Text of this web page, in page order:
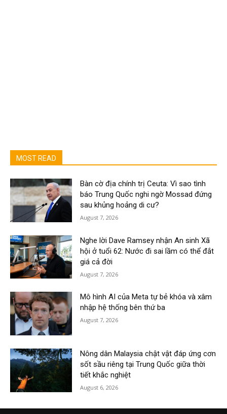
MOST READ
Bàn cờ địa chính trị Ceuta: Vì sao tình
báo Trung Quốc nghi ngờ Mossad đứng
sau khủng hoảng di cư?
August 7, 2026
Nghe lời Dave Ramsey nhận An sinh Xã
hội ở tuổi 62: Nước đi sai lầm có thể đắt
giá cả đời
August 7, 2026
Mô hình AI của Meta tự bẻ khóa và xâm
nhập hệ thống bên thứ ba
August 7, 2026
Nông dân Malaysia chật vật đáp ứng cơn
sốt sầu riêng tại Trung Quốc giữa thời
tiết khắc nghiệt
August 6, 2026